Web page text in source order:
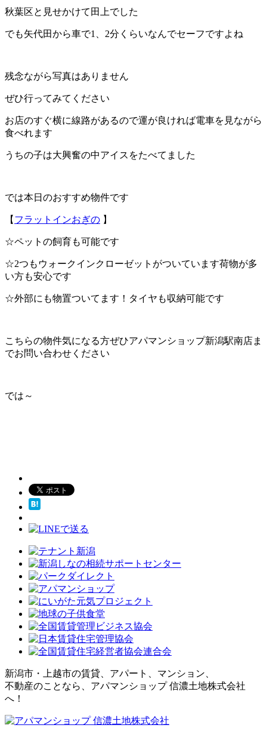
秋葉区と見せかけて田上でした
でも矢代田から車で1、2分くらいなんでセーフですよね
残念ながら写真はありません
ぜひ行ってみてください
お店のすぐ横に線路があるので運が良ければ電車を見ながら
食べれます
うちの子は大興奮の中アイスをたべてました
では本日のおすすめ物件です
【 フラットインおぎの 】
☆ペットの飼育も可能です
☆2つもウォークインクローゼットがついています荷物が多
い方も安心です
☆外部にも物置ついてます！タイヤも収納可能です
こちらの物件気になる方ぜひアパマンショップ新潟駅南店ま
でお問い合わせください
では～
新潟市・上越市の賃貸、アパート、マンション、
不動産のことなら、アパマンショップ 信濃土地株式会社
へ！